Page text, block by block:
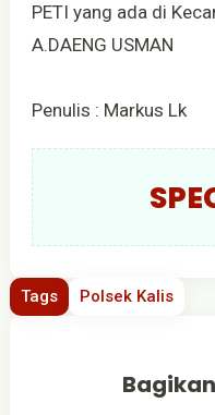
PETI yang ada di
A.DAENG USMAN
Penulis : Markus Lk
Tags Polsek Kalis